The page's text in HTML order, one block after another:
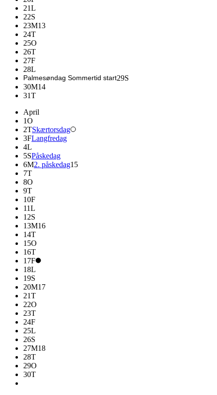
21L
22S
23M13
24T
25O
26T
27F
28L
29S
Palmesøndag Sommertid start
30M14
31T
April
1O
2TSkærtorsdag
3FLangfredag
4L
5SPåskedag
6M2. påskedag15
7T
8O
9T
10F
11L
12S
13M16
14T
15O
16T
17F
18L
19S
20M17
21T
22O
23T
24F
25L
26S
27M18
28T
29O
30T